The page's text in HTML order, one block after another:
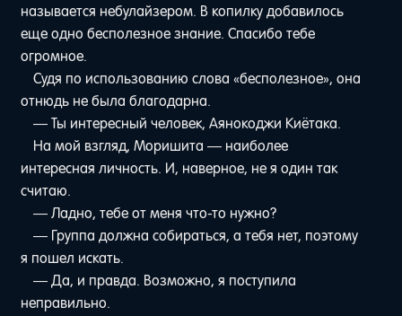
называется небулайзером. В копилку добавилось
еще одно бесполезное знание. Спасибо тебе
огромное.
Судя по использованию слова «бесполезное», она
отнюдь не была благодарна.
— Ты интересный человек, Аянокоджи Киётака.
На мой взгляд, Моришита — наиболее
интересная личность. И, наверное, не я один так
считаю.
— Ладно, тебе от меня что-то нужно?
— Группа должна собираться, а тебя нет, поэтому
я пошел искать.
— Да, и правда. Возможно, я поступила
неправильно.